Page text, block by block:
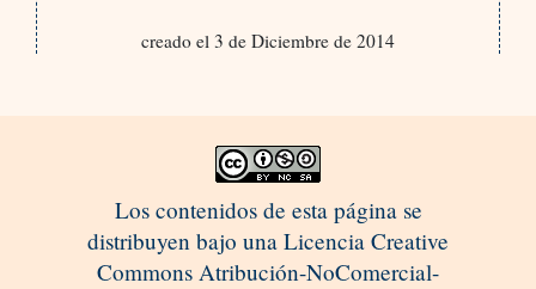
creado el 3 de Diciembre de 2014
Los contenidos de esta página se
distribuyen bajo una Licencia Creative
Commons Atribución-NoComercial-